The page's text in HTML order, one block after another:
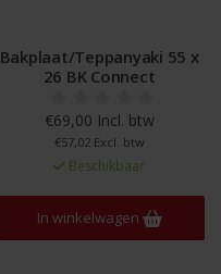
Bakplaat/Teppanyaki 55 x
26 BK Connect
€69,00 Incl. btw
€57,02 Excl. btw
Beschikbaar
In winkelwagen